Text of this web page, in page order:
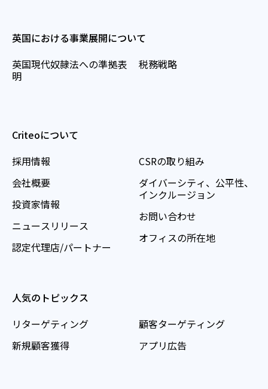
英国における事業展開について
英国現代奴隷法への準拠表
明
税務戦略
Criteoについて
採用情報
会社概要
投資家情報
ニュースリリース
認定代理店/パートナー
CSRの取り組み
ダイバーシティ、公平性、
インクルージョン
お問い合わせ
オフィスの所在地
人気のトピックス
リターゲティング
新規顧客獲得
顧客ターゲティング
アプリ広告